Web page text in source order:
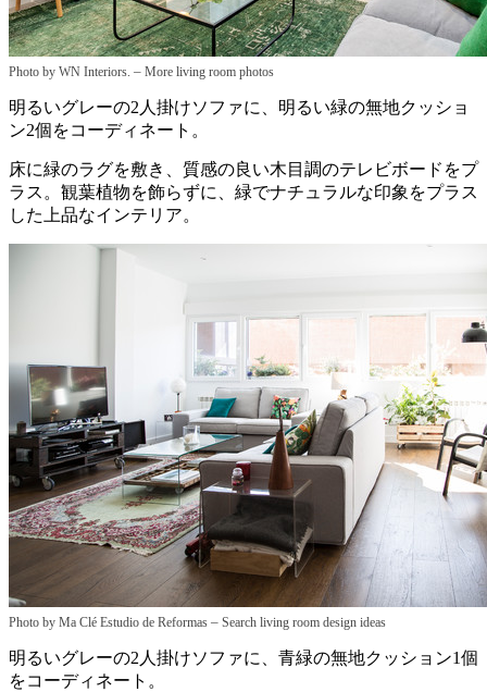
Photo by WN Interiors. – More living room photos
明るいグレーの2人掛けソファに、明るい緑の無地クッショ
ン2個をコーディネート。
床に緑のラグを敷き、質感の良い木目調のテレビボードをプ
ラス。観葉植物を飾らずに、緑でナチュラルな印象をプラス
した上品なインテリア。
Photo by Ma Clé Estudio de Reformas – Search living room design ideas
明るいグレーの2人掛けソファに、青緑の無地クッション1個
をコーディネート。